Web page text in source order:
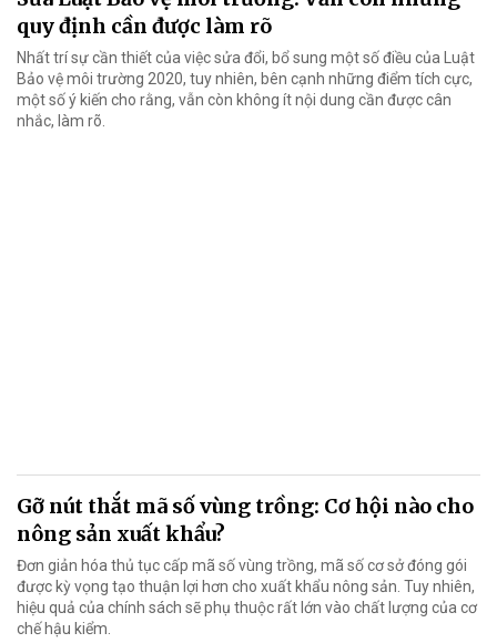
quy định cần được làm rõ
Nhất trí sự cần thiết của việc sửa đổi, bổ sung một số điều của Luật
Bảo vệ môi trường 2020, tuy nhiên, bên cạnh những điểm tích cực,
một số ý kiến cho rằng, vẫn còn không ít nội dung cần được cân
nhắc, làm rõ.
Gỡ nút thắt mã số vùng trồng: Cơ hội nào cho
nông sản xuất khẩu?
Đơn giản hóa thủ tục cấp mã số vùng trồng, mã số cơ sở đóng gói
được kỳ vọng tạo thuận lợi hơn cho xuất khẩu nông sản. Tuy nhiên,
hiệu quả của chính sách sẽ phụ thuộc rất lớn vào chất lượng của cơ
chế hậu kiểm.